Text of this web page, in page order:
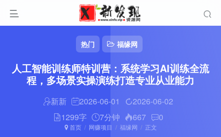
热门 福缘网
人工智能训练师特训营：系统学习AI训练全流
程，多场景实操演练打造专业从业能力
新新 2026-06-01
2026-06-02
1299字
7分钟 667 0
首页 网赚项目 福缘网 正文